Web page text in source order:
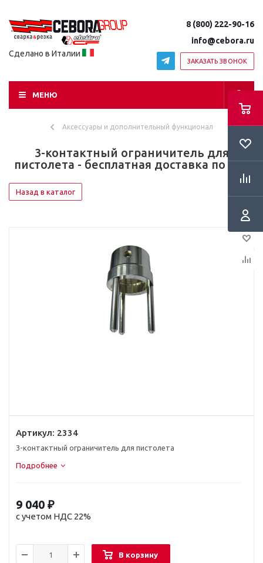
Сделано в Италии
8 (800) 222-90-16
info@cebora.ru
ЗАКАЗАТЬ ЗВОНОК
МЕНЮ
Аксессуары и дополнительный функционал
3-контактный ограничитель для
пистолета - бесплатная доставка по РФ!
Назад в каталог
Артикул: 2334
3-контактный ограничитель для пистолета
Подробнее
9 040 ₽
с учетом НДС 22%
В корзину